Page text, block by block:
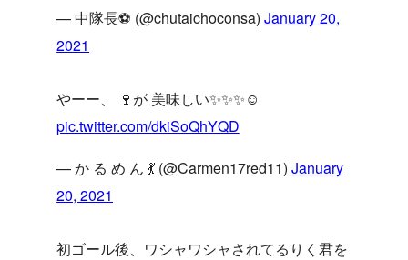
— 中隊長⚽️ (@chutaichoconsa) January 20,
2021
やーー、 🍷が 美味しい✨✨✨☺️
pic.twitter.com/dkiSoQhYQD
— か る め ん 💃 (@Carmen17red11) January
20, 2021
初ゴール後、ワシャワシャされてるりく君を